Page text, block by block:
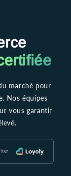
marché pour
Nos équipes
vous garantir